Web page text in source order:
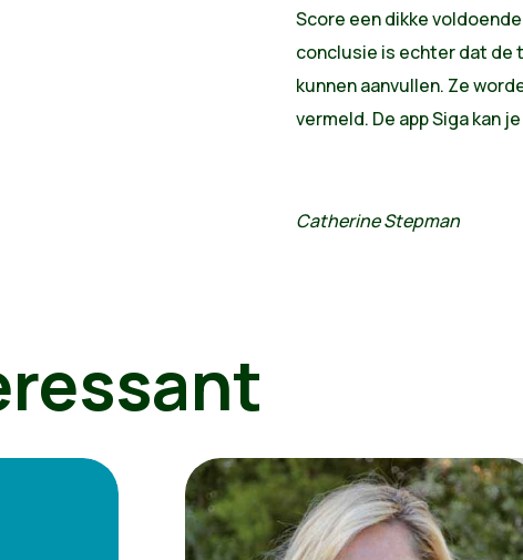
Score een dikke
conclusie is echter dat de
kunnen aanvullen. Ze
vermeld. De app Siga kan
Catherine Stepman